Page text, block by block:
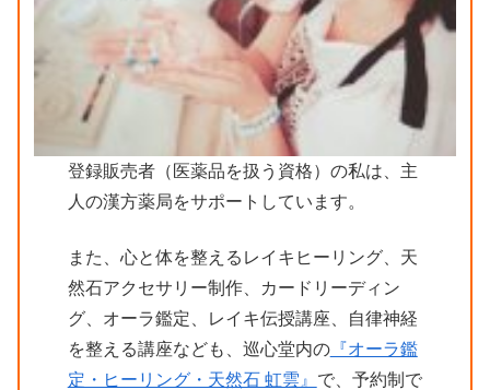
登録販売者（医薬品を扱う資格）の私は、主
人の漢方薬局をサポートしています。
また、心と体を整えるレイキヒーリング、天
然石アクセサリー制作、カードリーディン
グ、オーラ鑑定、レイキ伝授講座、自律神経
を整える講座なども、巡心堂内の『オーラ鑑
定・ヒーリング・天然石 虹雲』 で、予約制で